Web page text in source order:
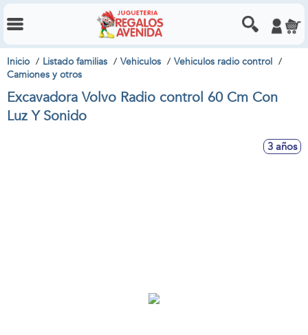
Inicio Listado familias Vehiculos
Vehiculos radio control
Camiones y otros
Excavadora Volvo Radio control 60 Cm Con
Luz Y Sonido
3 años